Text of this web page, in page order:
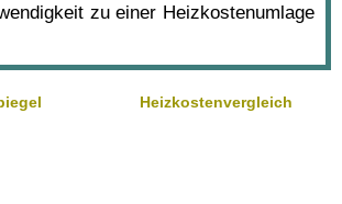
zu einer Heizkostenumlage
Heizkostenvergleich